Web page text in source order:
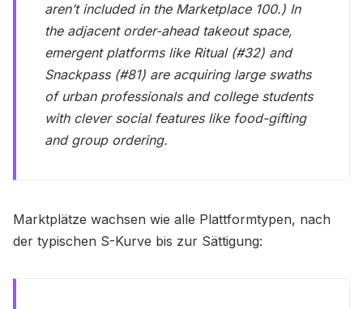
aren’t included in the Marketplace 100.) In
the adjacent order-ahead takeout space,
emergent platforms like Ritual (#32) and
Snackpass (#81) are acquiring large swaths
of urban professionals and college students
with clever social features like food-gifting
and group ordering.
​Marktplätze wachsen wie alle Plattformtypen, nach
der typischen S-Kurve bis zur Sättigung: